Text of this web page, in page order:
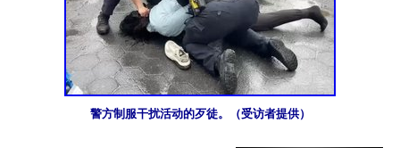
警方制服干扰活动的歹徒。（受访者提供）